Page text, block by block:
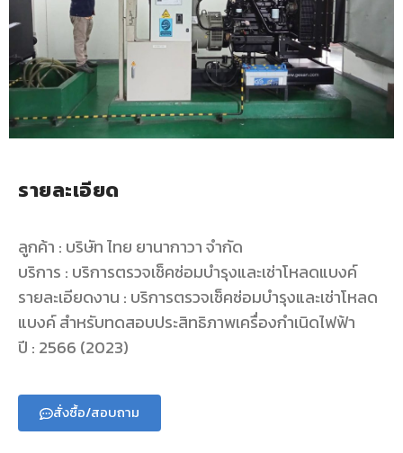
รายละเอียด
ลูกค้า : บริษัท ไทย ยานากาวา จำกัด
บริการ : บริการตรวจเช็คซ่อมบำรุงและเช่าโหลดแบงค์
รายละเอียดงาน : บริการตรวจเช็คซ่อมบำรุงและเช่าโหลด
แบงค์ สำหรับทดสอบประสิทธิภาพเครื่องกำเนิดไฟฟ้า
ปี : 2566 (2023)
สั่งซื้อ/สอบถาม